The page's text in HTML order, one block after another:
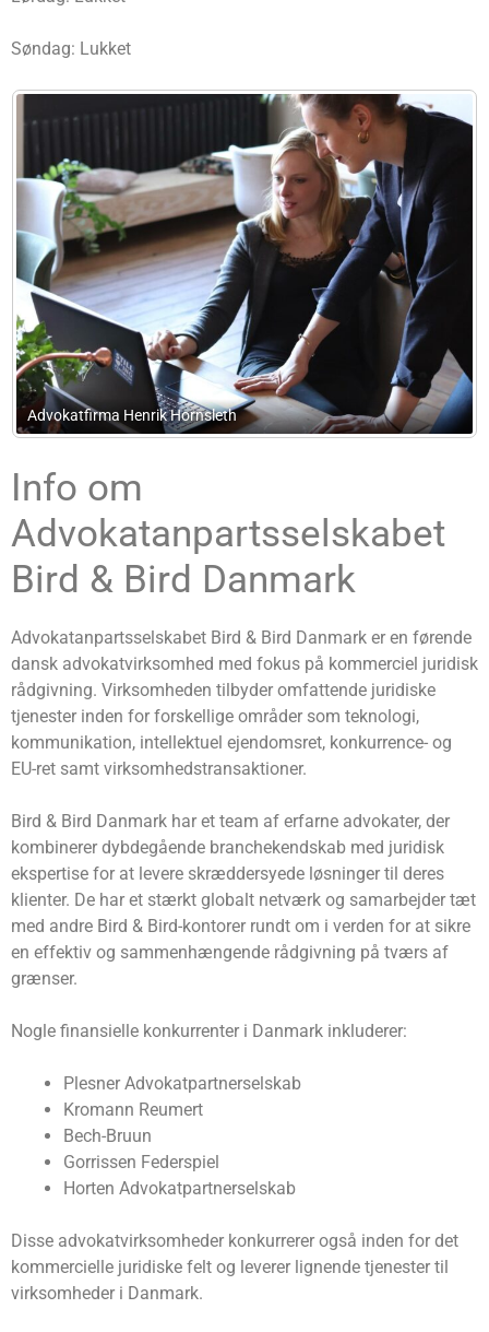
Søndag: Lukket
Revisor1 – Registreret Revisor
Info om
Advokatanpartsselskabet
Bird & Bird Danmark
Advokatanpartsselskabet Bird & Bird Danmark er en førende
dansk advokatvirksomhed med fokus på kommerciel juridisk
rådgivning. Virksomheden tilbyder omfattende juridiske
tjenester inden for forskellige områder som teknologi,
kommunikation, intellektuel ejendomsret, konkurrence- og
EU-ret samt virksomhedstransaktioner.
Bird & Bird Danmark har et team af erfarne advokater, der
kombinerer dybdegående branchekendskab med juridisk
ekspertise for at levere skræddersyede løsninger til deres
klienter. De har et stærkt globalt netværk og samarbejder tæt
med andre Bird & Bird-kontorer rundt om i verden for at sikre
en effektiv og sammenhængende rådgivning på tværs af
grænser.
Nogle finansielle konkurrenter i Danmark inkluderer:
Plesner Advokatpartnerselskab
Kromann Reumert
Bech-Bruun
Gorrissen Federspiel
Horten Advokatpartnerselskab
Disse advokatvirksomheder konkurrerer også inden for det
kommercielle juridiske felt og leverer lignende tjenester til
virksomheder i Danmark.